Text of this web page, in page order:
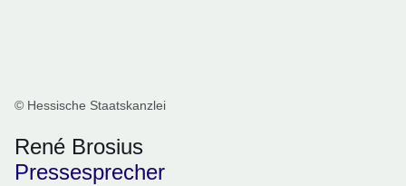
© Hessische Staatskanzlei
René Brosius
Pressesprecher